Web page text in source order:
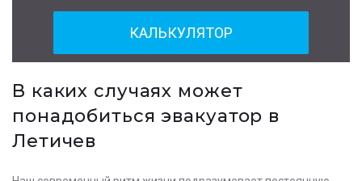
КАЛЬКУЛЯТОР
В каких случаях может
понадобиться эвакуатор в
Летичев